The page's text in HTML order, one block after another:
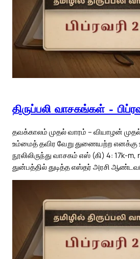
திருப்பலி வாசகங்கள் –
தவக்காலம் முதல் வாரம் – வியாழன்
உம்மைத் தவிர வேறு துணையற்ற எனக்கு
நூலிலிருந்து வாசகம் எஸ் (கி) 4: 17k-m,
துன்பத்தில் துடித்த எஸ்தர் அரசி